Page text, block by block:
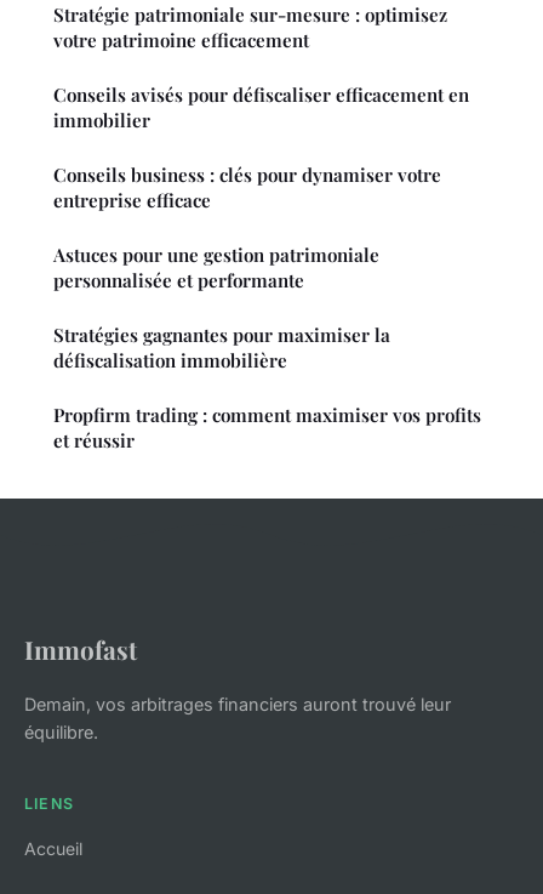
Stratégie patrimoniale sur-mesure : optimisez
votre patrimoine efficacement
Conseils avisés pour défiscaliser efficacement en
immobilier
Conseils business : clés pour dynamiser votre
entreprise efficace
Astuces pour une gestion patrimoniale
personnalisée et performante
Stratégies gagnantes pour maximiser la
défiscalisation immobilière
Propfirm trading : comment maximiser vos profits
et réussir
Immofast
Demain, vos arbitrages financiers auront trouvé leur
équilibre.
LIENS
Accueil